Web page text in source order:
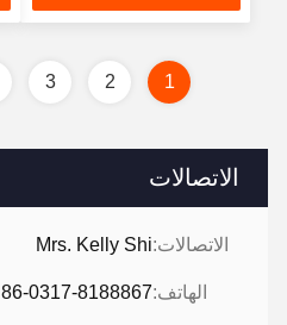
الاتصالات
الاتصالات:Mrs. Kelly Shi
الهاتف:86-0317-8188867
1
2
3